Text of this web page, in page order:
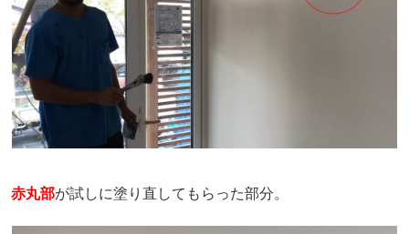
赤丸部が試しに塗り直してもらった部分。